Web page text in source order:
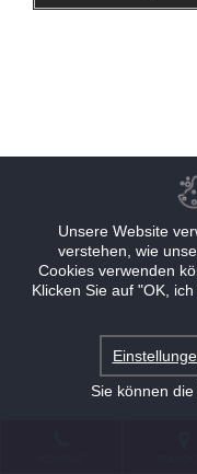
Unsere Website
verstehen, wie
Cookies verwenden
Klicken Sie auf "OK,
Sie können